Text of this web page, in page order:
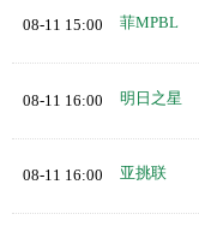
08-11 15:00 菲MPBL
08-11 16:00 明日之星
08-11 16:00 亚挑联